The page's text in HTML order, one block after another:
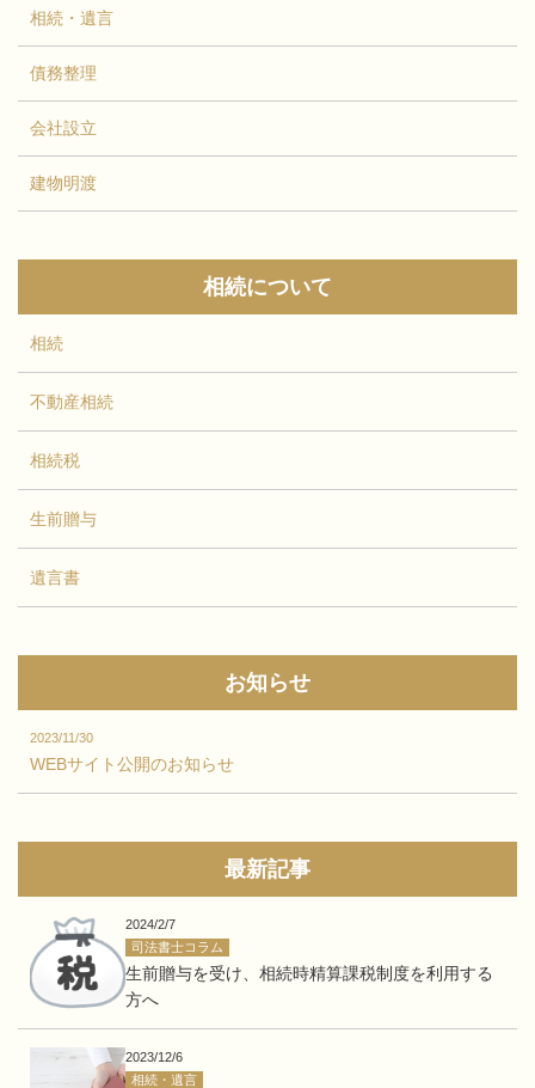
相続・遺言
債務整理
会社設立
建物明渡
相続について
相続
不動産相続
相続税
生前贈与
遺言書
お知らせ
2023/11/30
WEBサイト公開のお知らせ
最新記事
2024/2/7
司法書士コラム
生前贈与を受け、相続時精算課税制度を利用する
方へ
2023/12/6
相続・遺言